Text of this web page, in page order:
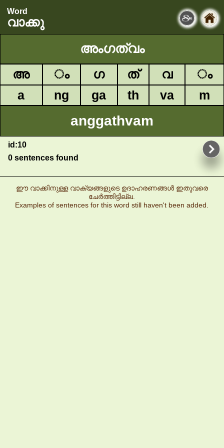
Word
വാക്കു
അംഗത്വം
അ ം ഗ ത് വ
ം
a
ng ga th va m
anggathvam
id:10
0 sentences found
ഈ വാക്കിനുള്ള വാക്യങ്ങളുടെ ഉദാഹരണങ്ങൾ ഇതുവരെ
ചേർത്തിട്ടില്ല.
Examples of sentences for this word still haven't been added.